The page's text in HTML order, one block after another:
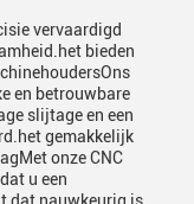
vervaardigd
bieden
en betrouwbare
slijtage en een
gemakkelijk
onze CNC
u een